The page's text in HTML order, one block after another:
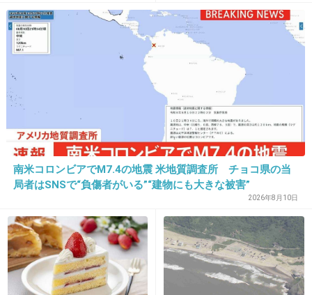
欅坂の番組観てみたけど、一番美人と話題にな
っていた最年長の渡辺りかさん、MCが振って
も全然喋れなくて驚いた。
芸能人としては喋れないねのレベルではなく、
一般人として、日常生活すら危ぶまれるレベ
しかもリアクション調査でのジェットコースタ
ーでも、一人だけリタイアするし。
これは相当改善しないと、その内彼女はグルー
プで大変なことになる。
+88 -0
キバキで」
南米コロンビアでM7.4の地震 米地質調査所 チョコ県の当
局者はSNSで“負傷者がいる”“建物にも大きな被害”
2026年8月10日